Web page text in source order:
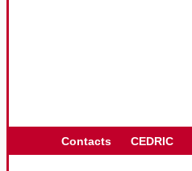
Contacts CEDRIC